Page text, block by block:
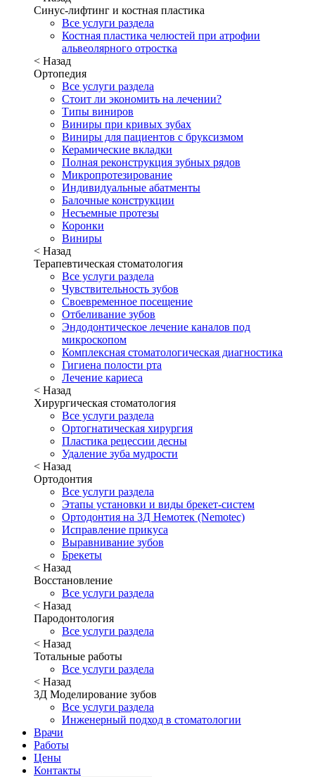
Синус-лифтинг и костная пластика
Все услуги раздела
Костная пластика челюстей при атрофии
альвеолярного отростка
< Назад
Ортопедия
Все услуги раздела
Стоит ли экономить на лечении?
Типы виниров
Виниры при кривых зубах
Виниры для пациентов с бруксизмом
Керамические вкладки
Полная реконструкция зубных рядов
Микропротезирование
Индивидуальные абатменты
Балочные конструкции
Несъемные протезы
Коронки
Виниры
< Назад
Терапевтическая стоматология
Все услуги раздела
Чувствительность зубов
Своевременное посещение
Отбеливание зубов
Эндодонтическое лечение каналов под
микроскопом
Комплексная стоматологическая диагностика
Гигиена полости рта
Лечение кариеса
< Назад
Хирургическая стоматология
Все услуги раздела
Ортогнатическая хирургия
Пластика рецессии десны
Удаление зуба мудрости
< Назад
Ортодонтия
Все услуги раздела
Этапы установки и виды брекет-систем
Ортодонтия на 3Д Немотек (Nemotec)
Исправление прикуса
Выравнивание зубов
Брекеты
< Назад
Восстановление
Все услуги раздела
< Назад
Пародонтология
Все услуги раздела
< Назад
Тотальные работы
Все услуги раздела
< Назад
3Д Моделирование зубов
Все услуги раздела
Инженерный подход в стоматологии
Врачи
Работы
Цены
Контакты